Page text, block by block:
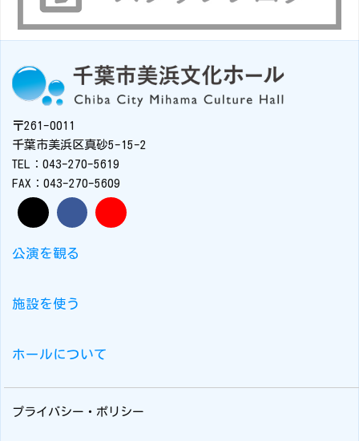
〒261-0011
千葉市美浜区真砂5-15-2
TEL：043-270-5619
FAX：043-270-5609
公演を観る
施設を使う
ホールについて
プライバシー・ポリシー